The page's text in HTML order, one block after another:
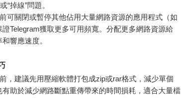
“掉線”問題。
可關閉或暫停其他佔用大量網路資源的應用程式（如
Telegram獲取更多可用頻寬。分配更多網路資源給
響應速度。
，建議先用壓縮軟體打包成zip或rar格式，減少單個
助於減少網路斷點重傳帶來的時間損耗，適合大量檔